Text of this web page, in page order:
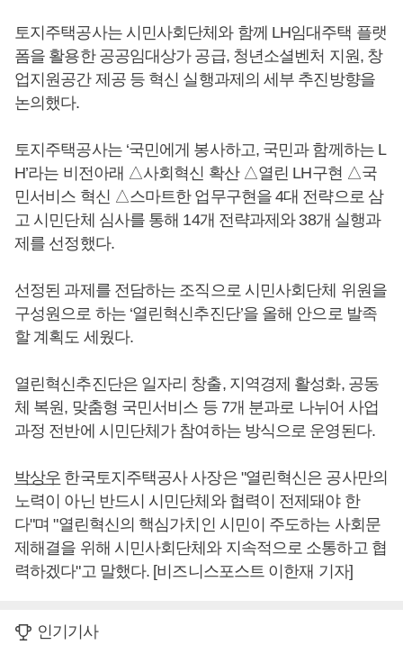
토지주택공사는 시민사회단체와 함께 LH임대주택 플랫
폼을 활용한 공공임대상가 공급, 청년소셜벤처 지원, 창
업지원공간 제공 등 혁신 실행과제의 세부 추진방향을
논의했다.
토지주택공사는 ‘국민에게 봉사하고, 국민과 함께하는 L
H’라는 비전아래 △사회혁신 확산 △열린 LH구현 △국
민서비스 혁신 △스마트한 업무구현을 4대 전략으로 삼
고 시민단체 심사를 통해 14개 전략과제와 38개 실행과
제를 선정했다.
선정된 과제를 전담하는 조직으로 시민사회단체 위원을
구성원으로 하는 ‘열린혁신추진단’을 올해 안으로 발족
할 계획도 세웠다.
열린혁신추진단은 일자리 창출, 지역경제 활성화, 공동
체 복원, 맞춤형 국민서비스 등 7개 분과로 나뉘어 사업
과정 전반에 시민단체가 참여하는 방식으로 운영된다.
박상우 한국토지주택공사 사장은 "열린혁신은 공사만의
노력이 아닌 반드시 시민단체와 협력이 전제돼야 한
다"며 "열린혁신의 핵심가치인 시민이 주도하는 사회문
제해결을 위해 시민사회단체와 지속적으로 소통하고 협
력하겠다"고 말했다. [비즈니스포스트 이한재 기자]
인기기사